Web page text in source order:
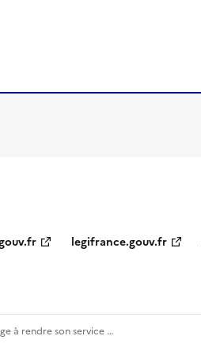
legifrance.gouv.fr
à rendre son service …